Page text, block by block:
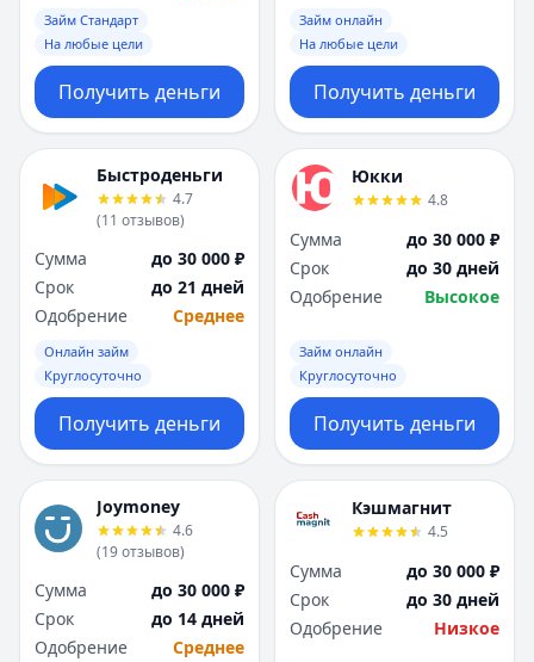
Займ Стандарт
На любые цели
Получить деньги
Займ онлайн
На любые цели
Получить деньги
Быстроденьги
4.7
(11 отзывов)
Сумма
до 30 000 ₽
Срок
до 21 дней
Одобрение
Среднее
Онлайн займ
Круглосуточно
Получить деньги
Юкки
4.8
Сумма
до 30 000 ₽
Срок
до 30 дней
Одобрение
Высокое
Займ онлайн
Круглосуточно
Получить деньги
Joymoney
4.6
(19отзывов)
Сумма
до 30 000 ₽
Срок
до 14 дней
Одобрение
Среднее
Кэшмагнит
4.5
Сумма
до 30 000 ₽
Срок
до 30 дней
Одобрение
Низкое